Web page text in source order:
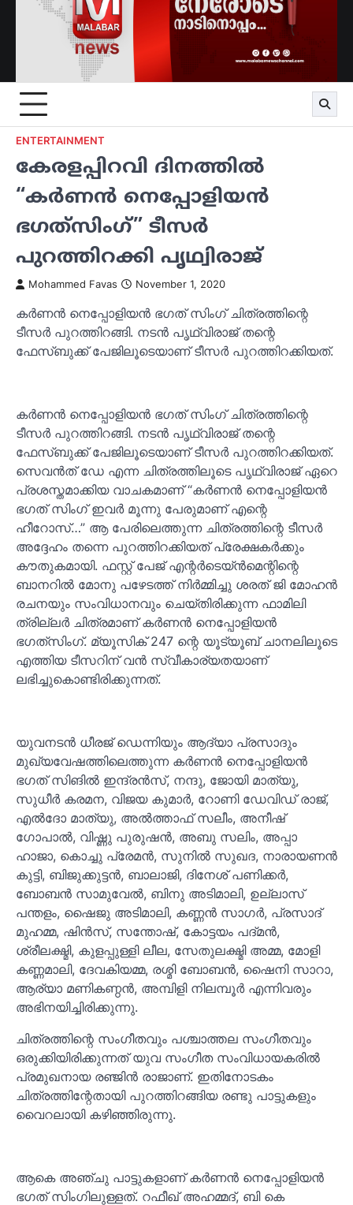
ENTERTAINMENT
കേരളപ്പിറവി ദിനത്തിൽ
“കർണൻ നെപ്പോളിയൻ
ഭഗത്‌സിംഗ്” ടീസർ
പുറത്തിറക്കി പൃഥ്വിരാജ്
Mohammed Favas November 1, 2020
കർണൻ നെപ്പോളിയൻ ഭഗത് സിംഗ് ചിത്രത്തിന്റെ
ടീസർ പുറത്തിറങ്ങി. നടൻ പൃഥ്വിരാജ് തന്റെ
ഫേസ്ബുക്ക് പേജിലൂടെയാണ് ടീസർ പുറത്തിറക്കിയത്.
കർണൻ നെപ്പോളിയൻ ഭഗത് സിംഗ് ചിത്രത്തിന്റെ
ടീസർ പുറത്തിറങ്ങി. നടൻ പൃഥ്വിരാജ് തന്റെ
ഫേസ്ബുക്ക് പേജിലൂടെയാണ് ടീസർ പുറത്തിറക്കിയത്.
സെവന്‍ത് ഡേ എന്ന ചിത്രത്തിലൂടെ പൃഥ്വിരാജ് ഏറെ
പ്രശസ്തമാക്കിയ വാചകമാണ് “കർണൻ നെപ്പോളിയൻ
ഭഗത് സിംഗ് ഇവർ മൂന്നു പേരുമാണ് എന്റെ
ഹീറോസ്…” ആ പേരിലെത്തുന്ന ചിത്രത്തിന്റെ ടീസർ
അദ്ദേഹം തന്നെ പുറത്തിറക്കിയത് പ്രേക്ഷകർക്കും
കൗതുകമായി. ഫസ്റ്റ് പേജ് എന്റർടെയ്ൻമെന്റിന്റെ
ബാനറിൽ മോനു പഴേടത്ത് നിർമ്മിച്ചു ശരത് ജി മോഹൻ
രചനയും സംവിധാനവും ചെയ്തിരിക്കുന്ന ഫാമിലി
ത്രില്ലർ ചിത്രമാണ് കർണൻ നെപ്പോളിയൻ
ഭഗത്‌സിംഗ്. മ്യൂസിക് 247 ന്റെ യൂട്യൂബ് ചാനലിലൂടെ
എത്തിയ ടീസറിന് വൻ സ്വീകാര്യതയാണ്
ലഭിച്ചുകൊണ്ടിരിക്കുന്നത്.
യുവനടൻ ധീരജ് ഡെന്നിയും ആദ്യാ പ്രസാദും
മുഖ്യവേഷത്തിലെത്തുന്ന കർണൻ നെപ്പോളിയൻ
ഭഗത് സിങില്‍ ഇന്ദ്രൻസ്, നന്ദു, ജോയി മാത്യു,
സുധീർ കരമന, വിജയ കുമാർ, റോണി ഡേവിഡ് രാജ്,
എൽദോ മാത്യു, അൽത്താഫ് സലീം, അനീഷ്
ഗോപാൽ, വിഷ്ണു പുരുഷൻ, അബു സലിം, അപ്പാ
ഹാജാ, കൊച്ചു പ്രേമൻ, സുനിൽ സുഖദ, നാരായണൻ
കുട്ടി, ബിജുക്കുട്ടൻ, ബാലാജി, ദിനേശ് പണിക്കർ,
ബോബൻ സാമുവേൽ, ബിനു അടിമാലി, ഉല്ലാസ്
പന്തളം, ഷൈജു അടിമാലി, കണ്ണൻ സാഗർ, പ്രസാദ്
മുഹമ്മ, ഷിൻസ്, സന്തോഷ്, കോട്ടയം പദ്മൻ,
ശ്രീലക്ഷ്മി, കുളപ്പുള്ളി ലീല, സേതുലക്ഷ്മി അമ്മ, മോളി
കണ്ണമാലി, ദേവകിയമ്മ, രശ്മി ബോബൻ, ഷൈനി സാറാ,
ആര്യാ മണികണ്ഠൻ, അമ്പിളി നിലമ്പൂർ എന്നിവരും
അഭിനയിച്ചിരിക്കുന്നു.
ചിത്രത്തിന്റെ സംഗീതവും പശ്ചാത്തല സംഗീതവും
ഒരുക്കിയിരിക്കുന്നത് യുവ സംഗീത സംവിധായകരിൽ
പ്രമുഖനായ രഞ്ജിൻ രാജാണ്. ഇതിനോടകം
ചിത്രത്തിന്റേതായി പുറത്തിറങ്ങിയ രണ്ടു പാട്ടുകളും
വൈറലായി കഴിഞ്ഞിരുന്നു.
ആകെ അഞ്ചു പാട്ടുകളാണ് കർണൻ നെപ്പോളിയൻ
ഭഗത് സിംഗിലുള്ളത്. റഫീഖ് അഹമ്മദ്, ബി കെ